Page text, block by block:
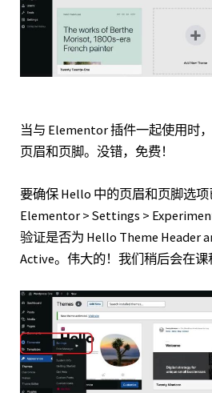
当与 Elementor 插件一起使用时
页眉和页脚。没错，免费！
要确保 Hello 中的页眉和页脚选项
Elementor > Settings >
验证是否为 Hello Theme Header
Active。伟大的！我们稍后会在课